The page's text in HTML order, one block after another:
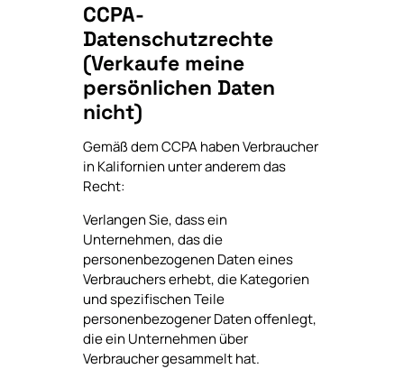
CCPA-
Datenschutzrechte
(Verkaufe meine
persönlichen Daten
nicht)
Gemäß dem CCPA haben Verbraucher
in Kalifornien unter anderem das
Recht:
Verlangen Sie, dass ein
Unternehmen, das die
personenbezogenen Daten eines
Verbrauchers erhebt, die Kategorien
und spezifischen Teile
personenbezogener Daten offenlegt,
die ein Unternehmen über
Verbraucher gesammelt hat.